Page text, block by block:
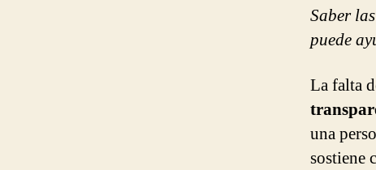
Saber
puede
La falta
una
sostiene